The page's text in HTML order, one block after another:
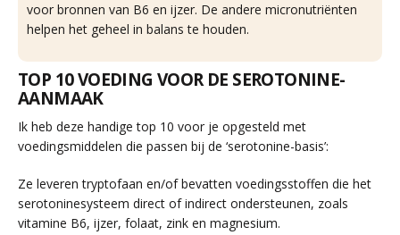
voor bronnen van B6 en ijzer. De andere micronutriënten
helpen het geheel in balans te houden.
TOP 10 VOEDING VOOR DE SEROTONINE-
AANMAAK
Ik heb deze handige top 10 voor je opgesteld met
voedingsmiddelen die passen bij de ‘serotonine-basis’:
Ze leveren tryptofaan en/of bevatten voedingsstoffen die het
serotoninesysteem direct of indirect ondersteunen, zoals
vitamine B6, ijzer, folaat, zink en magnesium.